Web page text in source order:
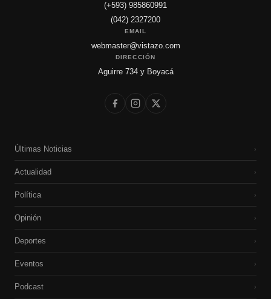
(+593) 985860991
(042) 2327200
EMAIL
webmaster@vistazo.com
DIRECCIÓN
Aguirre 734 y Boyacá
Últimas Noticias ›
Actualidad ›
Política ›
Opinión ›
Deportes ›
Eventos ›
Podcast ›